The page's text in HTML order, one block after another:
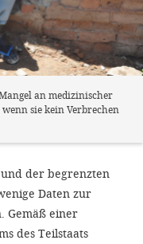
an medizinischer
sie kein Verbrechen
der begrenzten
Daten zur
Gemäß einer
des Teilstaats